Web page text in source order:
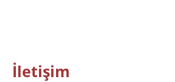
İletişim